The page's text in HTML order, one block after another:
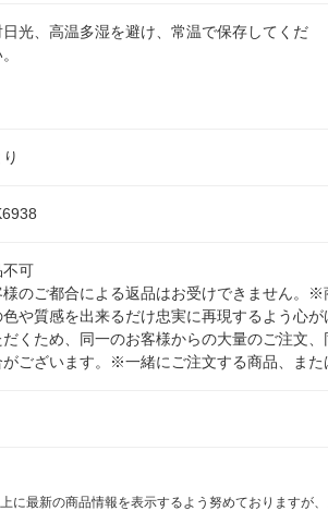
日光、高温多湿を避け、常温で保存してくだ
不可
様のご都合による返品はお受けできません。
色や質感を出来るだけ忠実に再現するよう心
だくため、同一のお客様からの大量のご注文
がございます。※一緒にご注文する商品、また
に最新の商品情報を表示するよう努めております